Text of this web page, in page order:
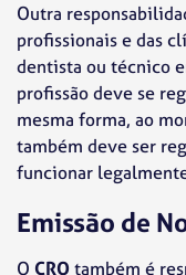
Outra
profissionais e das
dentista ou técnico
profissão deve se
mesma forma, ao
também deve ser
funcionar
Emissão de
O CROtambém é